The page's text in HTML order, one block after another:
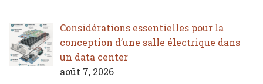
Considérations essentielles pour la
conception d’une salle électrique dans
un data center
août 7, 2026